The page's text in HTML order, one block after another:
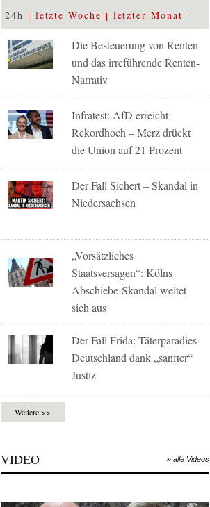
24h letzte Woche letzter Monat
Die Besteuerung von Renten
und das irreführende Renten-
Narrativ
Infratest: AfD erreicht
Rekordhoch – Merz drückt
die Union auf 21 Prozent
Der Fall Sichert – Skandal in
Niedersachsen
„Vorsätzliches
Staatsversagen“: Kölns
Abschiebe-Skandal weitet
sich aus
Der Fall Frida: Täterparadies
Deutschland dank „sanfter“
Justiz
Weitere >>
VIDEO » alle Videos